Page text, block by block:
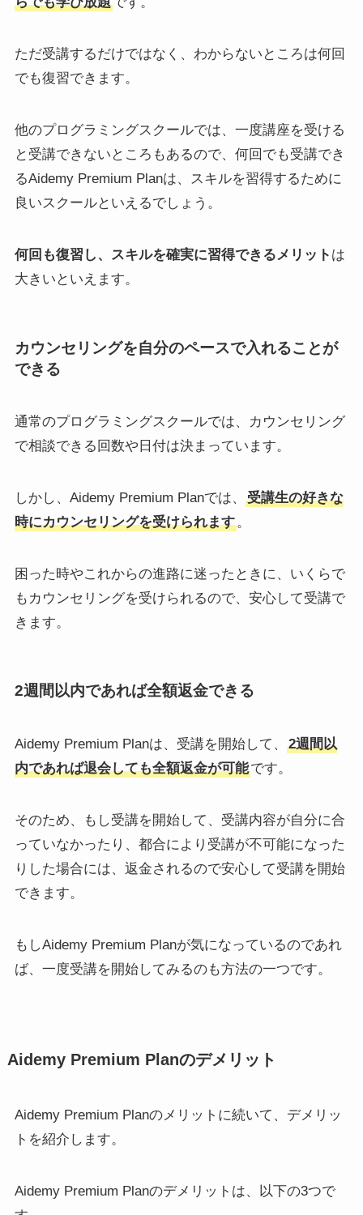
ただ受講するだけではなく、わからないところは何回
でも復習できます。
他のプログラミングスクールでは、一度講座を受ける
と受講できないところもあるので、何回でも受講でき
るAidemy Premium Planは、スキルを習得するために
良いスクールといえるでしょう。
何回も復習し、スキルを確実に習得できるメリット は
大きいといえます。
カウンセリングを自分のペースで入れることが
できる
通常のプログラミングスクールでは、カウンセリング
で相談できる回数や日付は決まっています。
しかし、Aidemy Premium Planでは、
受講生の好きな
時にカウンセリングを受けられます。
困った時やこれからの進路に迷ったときに、いくらで
もカウンセリングを受けられるので、安心して受講で
きます。
2週間以内であれば全額返金できる
Aidemy Premium Planは、受講を開始して、
2週間以
内であれば退会しても全額返金が可能です。
そのため、もし受講を開始して、受講内容が自分に合
っていなかったり、都合により受講が不可能になった
りした場合には、返金されるので安心して受講を開始
できます。
もしAidemy Premium Planが気になっているのであれ
ば、一度受講を開始してみるのも方法の一つです。
Aidemy Premium Planのデメリット
Aidemy Premium Planのメリットに続いて、デメリッ
トを紹介します。
Aidemy Premium Planのデメリットは、以下の3つで